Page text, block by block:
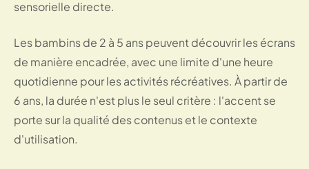
sensorielle directe.
Les bambins de 2 à 5 ans peuvent découvrir les écrans
de manière encadrée, avec une limite d'une heure
quotidienne pour les activités récréatives. À partir de
6 ans, la durée n'est plus le seul critère : l'accent se
porte sur la qualité des contenus et le contexte
d'utilisation.